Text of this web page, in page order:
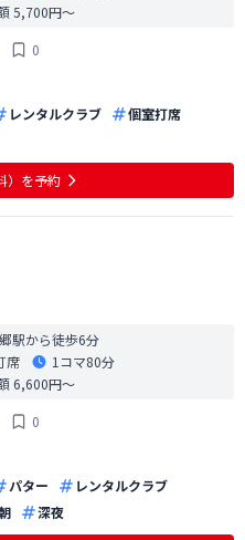
5,700円〜
0
レンタルクラブ
個室打席
）を予約
駅から徒歩6分
席
1コマ80分
6,600円〜
0
パター
レンタルクラブ
深夜